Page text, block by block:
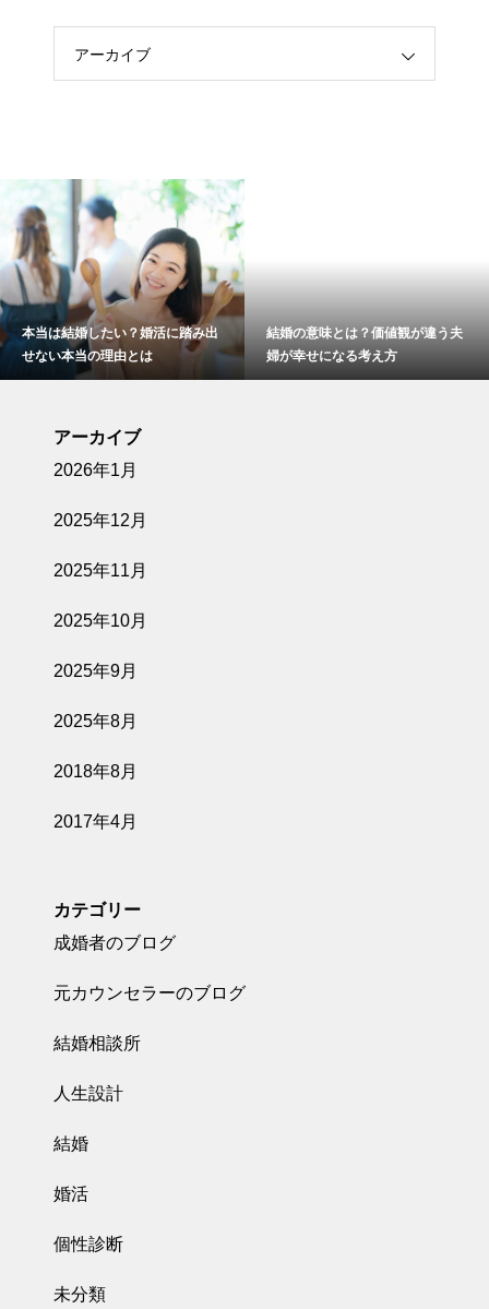
アーカイブ
活に踏み出
結婚の意味とは？価値観が違う夫
婦が幸せになる考え方
結婚しなければな
アーカイブ
2026年1月
2025年12月
2025年11月
2025年10月
2025年9月
2025年8月
2018年8月
2017年4月
カテゴリー
成婚者のブログ
元カウンセラーのブログ
結婚相談所
人生設計
結婚
婚活
個性診断
未分類